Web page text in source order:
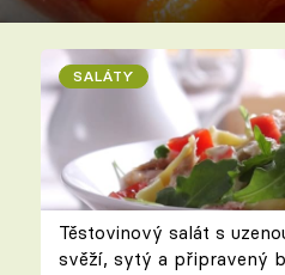
SALÁTY
Těstovinový salát s
svěží, sytý a připravený